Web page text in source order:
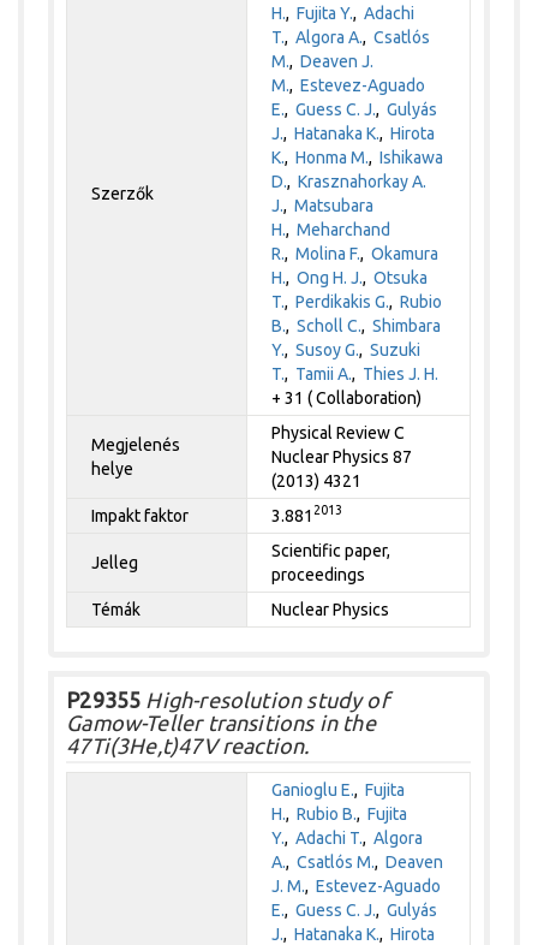
Szerzők
H.,Fujita Y.,Adachi
T.,Algora A.,Csatlós
M.,Deaven J.
M.,Estevez-Aguado
E.,Guess C. J.,Gulyás
J.,Hatanaka K.,Hirota
K.,Honma M.,Ishikawa
D.,Krasznahorkay A.
J.,Matsubara
H.,Meharchand
R.,Molina F.,Okamura
H.,Ong H. J.,Otsuka
T.,Perdikakis G.,Rubio
B.,Scholl C.,Shimbara
Y.,Susoy G.,Suzuki
T., Tamii A., Thies J. H.
+ 31 ( Collaboration)
Megjelenés
helye
Physical Review C
Nuclear Physics 87
(2013) 4321
Impakt faktor
3.881 2013
Jelleg
Scientific paper,
proceedings
Témák
Nuclear Physics
P29355 High-resolution study of
Gamow-Teller transitions in the
47Ti(3He,t)47V reaction.
Ganioglu E.,Fujita
H.,Rubio B.,Fujita
Y.,Adachi T.,Algora
A.,Csatlós M.,Deaven
J. M.,Estevez-Aguado
E.,Guess C. J.,Gulyás
J.,Hatanaka K.,Hirota